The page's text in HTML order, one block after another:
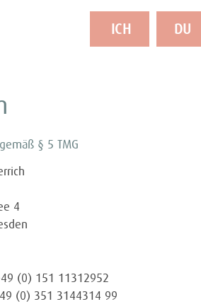
ICH DU
§ 5 TMG
4
(0) 151 11312952
(0) 351 3144314 99